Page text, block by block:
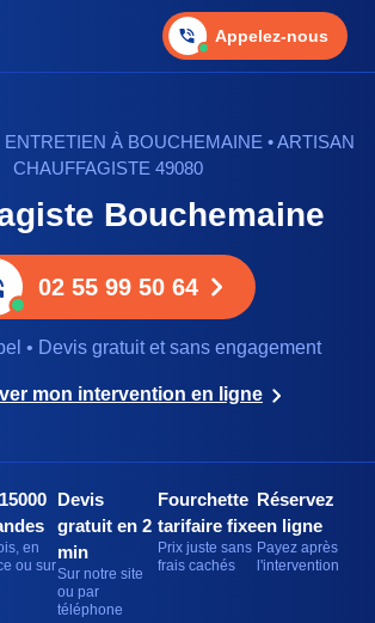
Appelez-nous
À BOUCHEMAINE • ARTISAN
CHAUFFAGISTE 49080
Bouchemaine
02 55 99 50 64
• Devis gratuit et sans engagement
mon intervention en ligne
en
ou sur
Devis
gratuit en 2
min
Sur notre site
ou par
téléphone
Fourchette
tarifaire fixe
Prix juste sans
frais cachés
Réservez
en ligne
Payez après
l'intervention